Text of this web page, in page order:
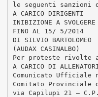
le seguenti
A CARICO DIRIGENTI
INIBIZIONE A
FINO AL 15/ 5/2014
DI SILVIO BARTOLOMEO
(AUDAX CASINALBO)
Per proteste
A CARICO DI
Comunicato Ufficiale
Comitato Provinciale
via Capilupi 21 – C.P.